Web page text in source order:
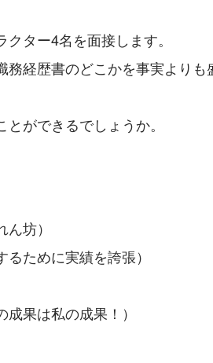
ター4名を面接します。
経歴書のどこかを事実よりも
ができるでしょうか。
坊）
ために実績を誇張）
果は私の成果！）